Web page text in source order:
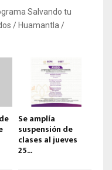
Salvando tu
/ Huamantla /
Se amplía
suspensión de
clases al jueves
25...